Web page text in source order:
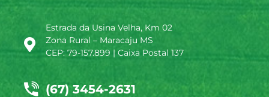
Estrada da Usina Velha, Km 02
Zona Rural – Maracaju MS
CEP: 79-157.899 | Caixa Postal 137
(67) 3454-2631